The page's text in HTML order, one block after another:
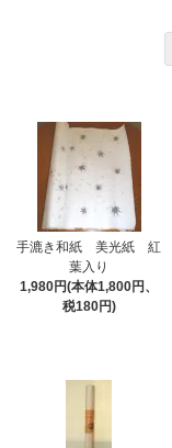
手漉き和紙 美光紙 紅
葉入り
1,980円(本体1,800円、
税180円)